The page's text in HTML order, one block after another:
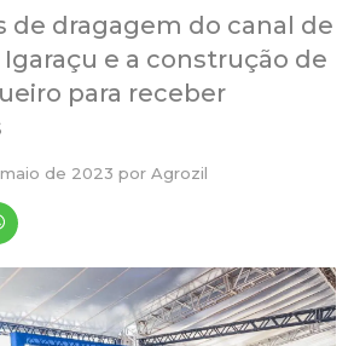
de dragagem do canal de
Igaraçu e a construção de
para receber
de 2023 por Agrozil